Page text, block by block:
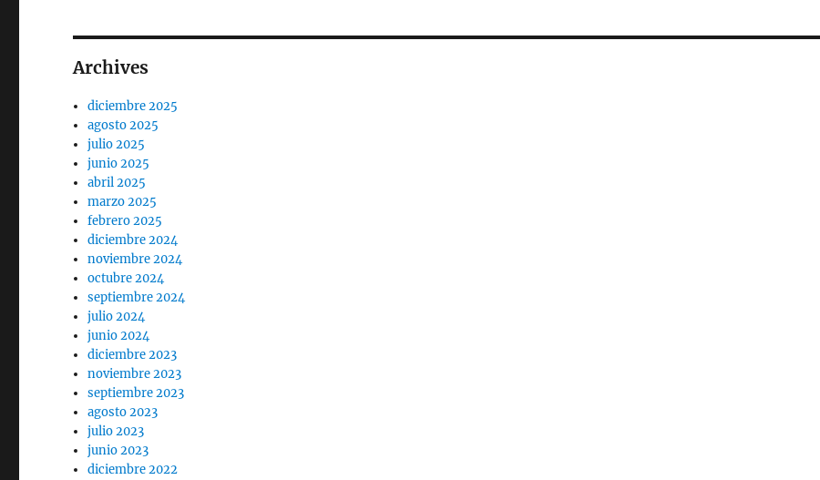
Archives
diciembre 2025
agosto 2025
julio 2025
junio 2025
abril 2025
marzo 2025
febrero 2025
diciembre 2024
noviembre 2024
octubre 2024
septiembre 2024
julio 2024
junio 2024
diciembre 2023
noviembre 2023
septiembre 2023
agosto 2023
julio 2023
junio 2023
diciembre 2022